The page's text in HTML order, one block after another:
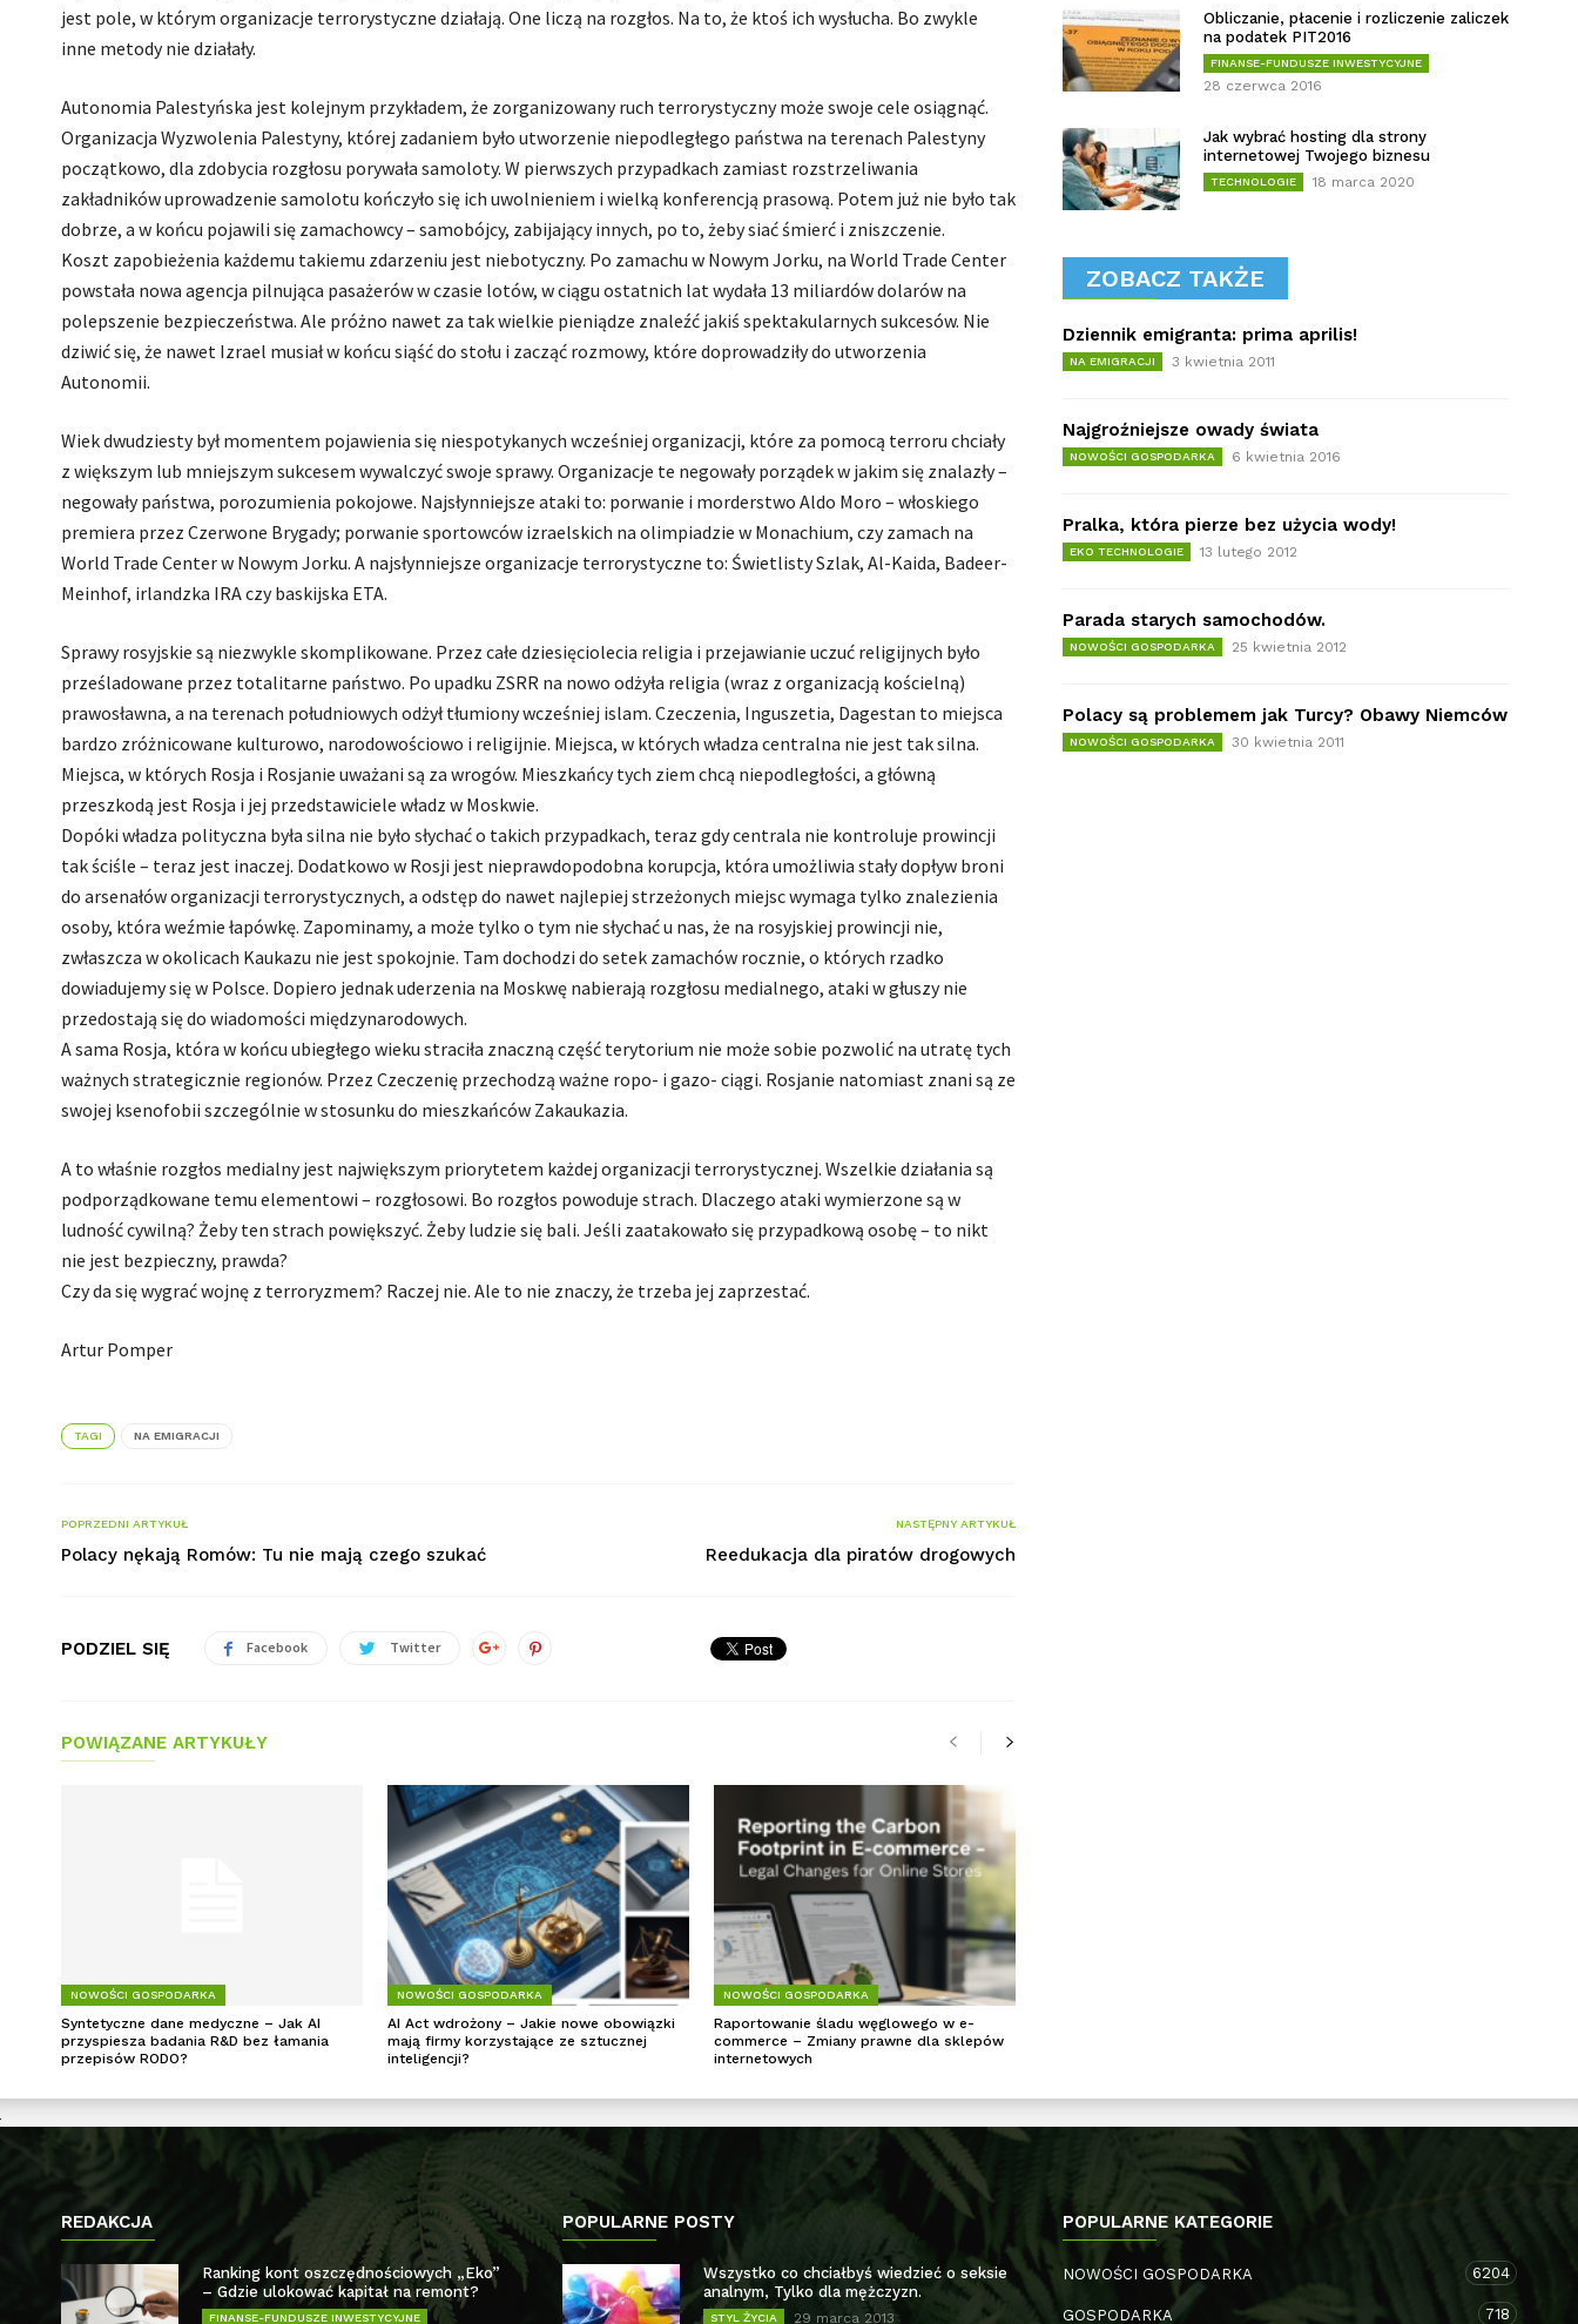
jest pole, w którym organizacje terrorystyczne działają. One liczą na rozgłos. Na to, że ktoś ich wysłucha. Bo zwykle
inne metody nie działały.
Autonomia Palestyńska jest kolejnym przykładem, że zorganizowany ruch terrorystyczny może swoje cele osiągnąć.
Organizacja Wyzwolenia Palestyny, której zadaniem było utworzenie niepodległego państwa na terenach Palestyny
początkowo, dla zdobycia rozgłosu porywała samoloty. W pierwszych przypadkach zamiast rozstrzeliwania
zakładników uprowadzenie samolotu kończyło się ich uwolnieniem i wielką konferencją prasową. Potem już nie było tak
dobrze, a w końcu pojawili się zamachowcy – samobójcy, zabijający innych, po to, żeby siać śmierć i zniszczenie.
Koszt zapobieżenia każdemu takiemu zdarzeniu jest niebotyczny. Po zamachu w Nowym Jorku, na World Trade Center
powstała nowa agencja pilnująca pasażerów w czasie lotów, w ciągu ostatnich lat wydała 13 miliardów dolarów na
polepszenie bezpieczeństwa. Ale próżno nawet za tak wielkie pieniądze znaleźć jakiś spektakularnych sukcesów. Nie
dziwić się, że nawet Izrael musiał w końcu siąść do stołu i zacząć rozmowy, które doprowadziły do utworzenia
Autonomii.
Wiek dwudziesty był momentem pojawienia się niespotykanych wcześniej organizacji, które za pomocą terroru chciały
z większym lub mniejszym sukcesem wywalczyć swoje sprawy. Organizacje te negowały porządek w jakim się znalazły –
negowały państwa, porozumienia pokojowe. Najsłynniejsze ataki to: porwanie i morderstwo Aldo Moro – włoskiego
premiera przez Czerwone Brygady; porwanie sportowców izraelskich na olimpiadzie w Monachium, czy zamach na
World Trade Center w Nowym Jorku. A najsłynniejsze organizacje terrorystyczne to: Świetlisty Szlak, Al-Kaida, Badeer-
Meinhof, irlandzka IRA czy baskijska ETA.
Sprawy rosyjskie są niezwykle skomplikowane. Przez całe dziesięciolecia religia i przejawianie uczuć religijnych było
prześladowane przez totalitarne państwo. Po upadku ZSRR na nowo odżyła religia (wraz z organizacją kościelną)
prawosławna, a na terenach południowych odżył tłumiony wcześniej islam. Czeczenia, Inguszetia, Dagestan to miejsca
bardzo zróżnicowane kulturowo, narodowościowo i religijnie. Miejsca, w których władza centralna nie jest tak silna.
Miejsca, w których Rosja i Rosjanie uważani są za wrogów. Mieszkańcy tych ziem chcą niepodległości, a główną
przeszkodą jest Rosja i jej przedstawiciele władz w Moskwie.
Dopóki władza polityczna była silna nie było słychać o takich przypadkach, teraz gdy centrala nie kontroluje prowincji
tak ściśle – teraz jest inaczej. Dodatkowo w Rosji jest nieprawdopodobna korupcja, która umożliwia stały dopływ broni
do arsenałów organizacji terrorystycznych, a odstęp do nawet najlepiej strzeżonych miejsc wymaga tylko znalezienia
osoby, która weźmie łapówkę. Zapominamy, a może tylko o tym nie słychać u nas, że na rosyjskiej prowincji nie,
zwłaszcza w okolicach Kaukazu nie jest spokojnie. Tam dochodzi do setek zamachów rocznie, o których rzadko
dowiadujemy się w Polsce. Dopiero jednak uderzenia na Moskwę nabierają rozgłosu medialnego, ataki w głuszy nie
przedostają się do wiadomości międzynarodowych.
A sama Rosja, która w końcu ubiegłego wieku straciła znaczną część terytorium nie może sobie pozwolić na utratę tych
ważnych strategicznie regionów. Przez Czeczenię przechodzą ważne ropo- i gazo- ciągi. Rosjanie natomiast znani są ze
swojej ksenofobii szczególnie w stosunku do mieszkańców Zakaukazia.
A to właśnie rozgłos medialny jest największym priorytetem każdej organizacji terrorystycznej. Wszelkie działania są
podporządkowane temu elementowi – rozgłosowi. Bo rozgłos powoduje strach. Dlaczego ataki wymierzone są w
ludność cywilną? Żeby ten strach powiększyć. Żeby ludzie się bali. Jeśli zaatakowało się przypadkową osobę – to nikt
nie jest bezpieczny, prawda?
Czy da się wygrać wojnę z terroryzmem? Raczej nie. Ale to nie znaczy, że trzeba jej zaprzestać.
Artur Pomper
TAGI NA EMIGRACJI
POPRZEDNI ARTYKUŁ
Polacy nękają Romów: Tu nie mają czego szukać
NASTĘPNY ARTYKUŁ
Reedukacja dla piratów drogowych
PODZIEL SIĘ Facebook Twitter
POWIĄZANE ARTYKUŁY
NOWOŚCI GOSPODARKA
Syntetyczne dane medyczne – Jak AI
przyspiesza badania R&D bez łamania
przepisów RODO?
NOWOŚCI GOSPODARKA
AI Act wdrożony – Jakie nowe obowiązki
mają firmy korzystające ze sztucznej
inteligencji?
NOWOŚCI GOSPODARKA
Raportowanie śladu węglowego w e-
commerce – Zmiany prawne dla sklepów
internetowych
Obliczanie, płacenie i rozliczenie zaliczek
na podatek PIT2016
FINANSE-FUNDUSZE INWESTYCYJNE
28 czerwca 2016
Jak wybrać hosting dla strony
internetowej Twojego biznesu
TECHNOLOGIE 18 marca 2020
ZOBACZ TAKŻE
Dziennik emigranta: prima aprilis!
NA EMIGRACJI 3 kwietnia 2011
Najgroźniejsze owady świata
NOWOŚCI GOSPODARKA 6 kwietnia 2016
Pralka, która pierze bez użycia wody!
EKO TECHNOLOGIE 13 lutego 2012
Parada starych samochodów.
NOWOŚCI GOSPODARKA 25 kwietnia 2012
Polacy są problemem jak Turcy? Obawy Niemców
NOWOŚCI GOSPODARKA 30 kwietnia 2011
REDAKCJA
Ranking kont oszczędnościowych „Eko”
– Gdzie ulokować kapitał na remont?
FINANSE-FUNDUSZE INWESTYCYJNE
POPULARNE POSTY
Wszystko co chciałbyś wiedzieć o seksie
analnym, Tylko dla mężczyzn.
STYL ŻYCIA 29 marca 2013
POPULARNE KATEGORIE
NOWOŚCI GOSPODARKA 6204
GOSPODARKA 718